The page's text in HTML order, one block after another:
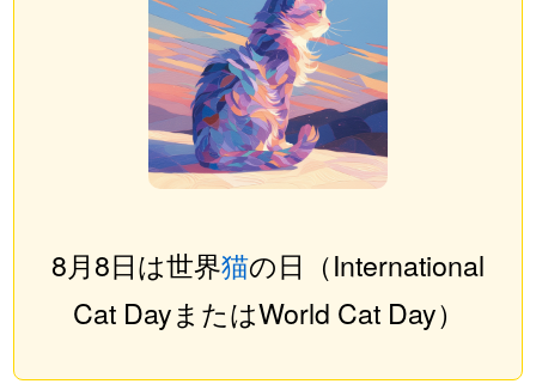
8月8日は世界猫の日（International
Cat DayまたはWorld Cat Day）